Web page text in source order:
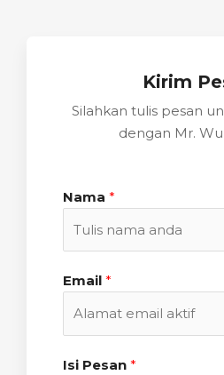
Kirim
Silahkan tulis pesan
dengan Mr.
Nama *
Email *
Isi Pesan *